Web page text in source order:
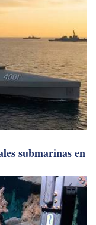
submarinas en